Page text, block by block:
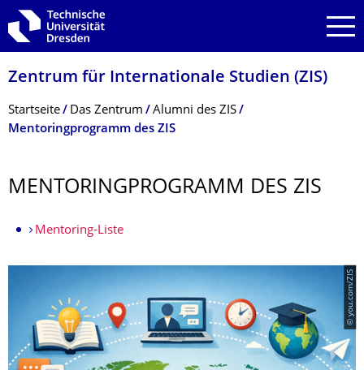
Zur Hauptnavigation springen
Zur Suche springen
Zum Inhalt springen
Zentrum für Internationale Studien (ZIS)
Breadcrumb-Menü
Startseite Das Zentrum
Alumni des ZIS
Mentoringprogramm des ZIS
MENTORINGPRO­GRAMM DES ZIS
Mentoring-Liste
© you.com/ZIS